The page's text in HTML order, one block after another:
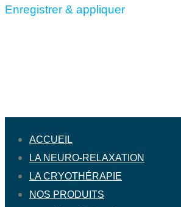
Enregistrer & appliquer
ACCUEIL
LA NEURO-RELAXATION
LA CRYOTHÉRAPIE
NOS PRODUITS